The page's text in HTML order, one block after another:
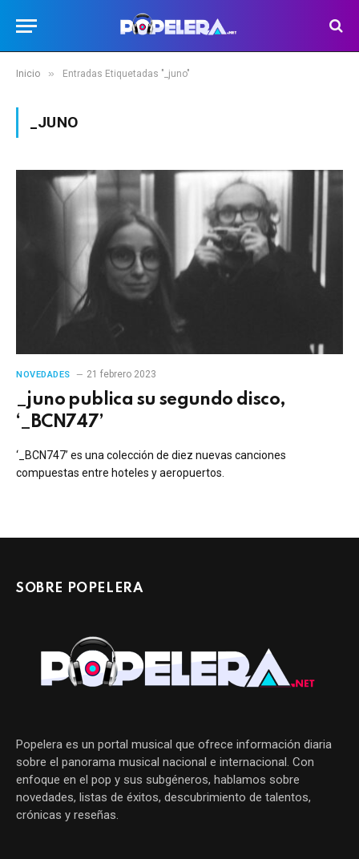
Inicio » Entradas Etiquetadas "_juno"
_JUNO
NOVEDADES 21 febrero 2023
_juno publica su segundo disco,
‘_BCN747’
‘_BCN747’ es una colección de diez nuevas canciones
compuestas entre hoteles y aeropuertos.
SOBRE POPELERA
Popelera es un portal musical que ofrece información diaria
sobre el panorama musical nacional e internacional. Con
enfoque en el pop y sus subgéneros, hablamos sobre
novedades, listas de éxitos, descubrimiento de talentos,
crónicas y reseñas.